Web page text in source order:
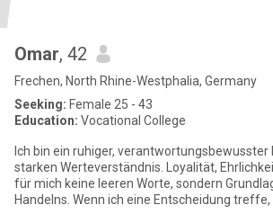
Omar, 42
Frechen, North Rhine-Westphalia, Germany
Seeking: Female 25 - 43
Education: Vocational College
Ich bin ein ruhiger,
starken Werteverständnis. Loyalität,
für mich keine leeren Worte, sondern
Handelns. Wenn ich eine Entscheidung